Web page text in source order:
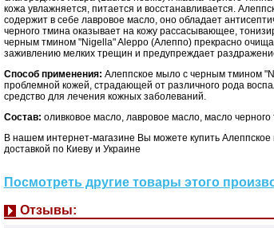
кожа увлажняется, питается и восстанавливается.
содержит в себе лавровое масло, оно обладает
черного тмина оказывает на кожу рассасывающее,
черным тмином "Nigella" Aleppo (Алеппо) прекрасно
заживлению мелких трещин и предупреждает
Способ применения: Алеппское мыло с черным тмином
проблемной кожей, страдающей от различного рода
средство для лечения кожных заболеваний.
Состав: оливковое масло, лавровое масло, масло
В нашем интернет-магазине Вы можете купить
доставкой по Киеву и Украине
Посмотреть другие товары этого
Отзывы: